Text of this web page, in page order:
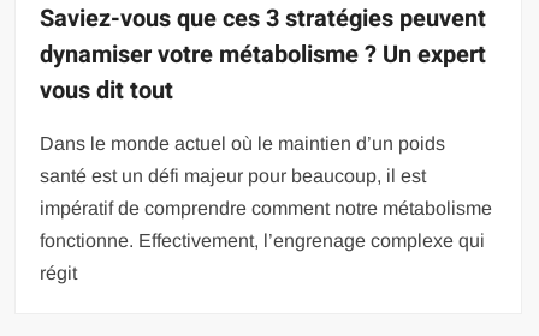
Saviez-vous que ces 3 stratégies peuvent
dynamiser votre métabolisme ? Un expert
vous dit tout
Dans le monde actuel où le maintien d’un poids
santé est un défi majeur pour beaucoup, il est
impératif de comprendre comment notre métabolisme
fonctionne. Effectivement, l’engrenage complexe qui
régit